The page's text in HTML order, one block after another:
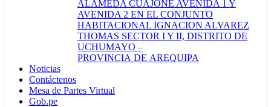
ALAMEDA CUAJONE AVENIDA 1 Y
AVENIDA 2 EN EL CONJUNTO
HABITACIONAL IGNACION ALVAREZ
THOMAS SECTOR I Y II, DISTRITO DE
UCHUMAYO –
PROVINCIA DE AREQUIPA
Noticias
Contáctenos
Mesa de Partes Virtual
Gob.pe